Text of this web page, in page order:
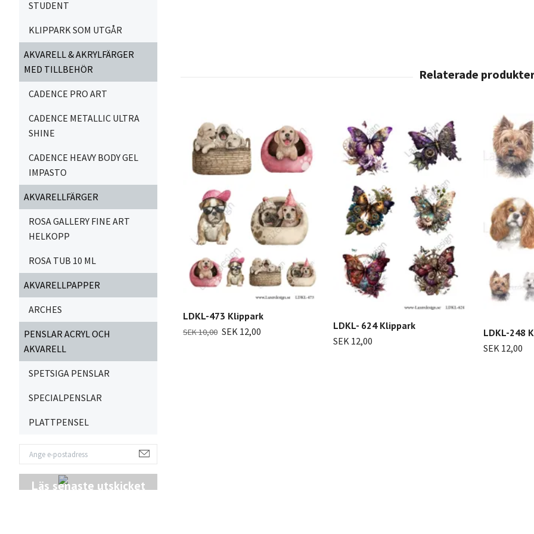
STUDENT
KLIPPARK SOM UTGÅR
AKVARELL & AKRYLFÄRGER
MED TILLBEHÖR
CADENCE PRO ART
CADENCE METALLIC ULTRA
SHINE
CADENCE HEAVY BODY GEL
IMPASTO
AKVARELLFÄRGER
ROSA GALLERY FINE ART
HELKOPP
ROSA TUB 10 ML
AKVARELLPAPPER
ARCHES
PENSLAR ACRYL OCH
AKVARELL
SPETSIGA PENSLAR
SPECIALPENSLAR
PLATTPENSEL
Läs senaste utskicket
LDKL-473 Klippark
SEK 10,00 SEK 12,00
LDKL- 624 Klippark
SEK 12,00
LDKL-248
SEK 12,00